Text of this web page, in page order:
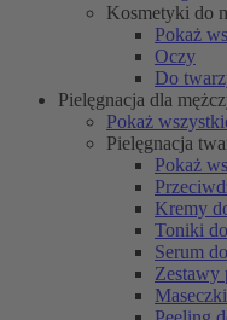
Kosmetyki do
Pokaż
Oczy
Do
Pielęgnacja dla
Pokaż
Pielęgnacja
Pokaż
Kremy
Toniki
Serum
Zestawy